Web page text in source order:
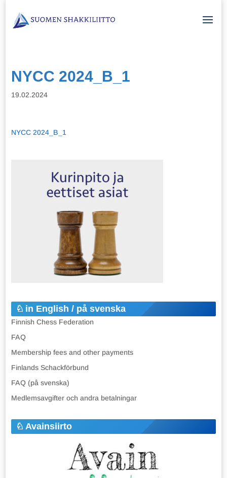
NYCC 2024_B_1
19.02.2024
NYCC 2024_B_1
in English / på svenska
Finnish Chess Federation
FAQ
Membership fees and other payments
Finlands Schackförbund
FAQ (på svenska)
Medlemsavgifter och andra betalningar
Avainsiirto